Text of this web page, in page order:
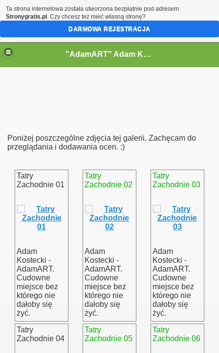
"AdamART" Adam Kostecki Bielsko-Biała - Krajobrazy
Poniżej poszczególne zdjęcia tej galerii. Zachęcam do
przeglądania i dodawania ocen. :)
Tatry
Zachodnie 01
Adam
Kostecki -
AdamART.
Cudowne
miejsce bez
którego nie
dałoby się
żyć.
Tatry
Zachodnie 02
Adam
Kostecki -
AdamART.
Cudowne
miejsce bez
którego nie
dałoby się
żyć.
Tatry
Zachodnie 03
Adam
Kostecki -
AdamART.
Cudowne
miejsce bez
którego nie
dałoby się
żyć.
Tatry
Zachodnie 04
Tatry
Zachodnie 05
Tatry
Zachodnie 06
Ta strona internetowa została utworzona bezpłatnie pod adresem
Stronygratis.pl . Czy chcesz też mieć własną stronę?
DARMOWA REJESTRACJA